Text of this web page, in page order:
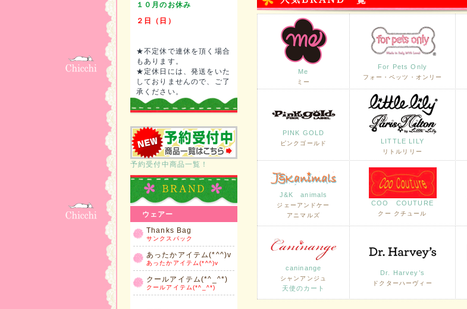
１０月のお休み
２日（日）
★不定休で連休を頂く場合
もあります。
★定休日には、発送をいた
しておりませんので、ご了
承ください。
予約受付中商品一覧！
ウェアー
Thanks Bag
サンクスパック
あったかアイテム(*^^)v
あったかアイテム(*^^)v
クールアイテム(*^_^*)
クールアイテム(*^_^*)
Me
ミー
For Pets Only
フォー・ペッツ・オンリー
PINK GOLD
ピンクゴールド LITTLE LILY
リトルリリー
J&K animals
ジェーアンドケー
アニマルズ
COO COUTURE
クー クチュール
caninange
シャンアンジュ
天使のカート
Dr. Harvey’s
ドクターハーヴィー